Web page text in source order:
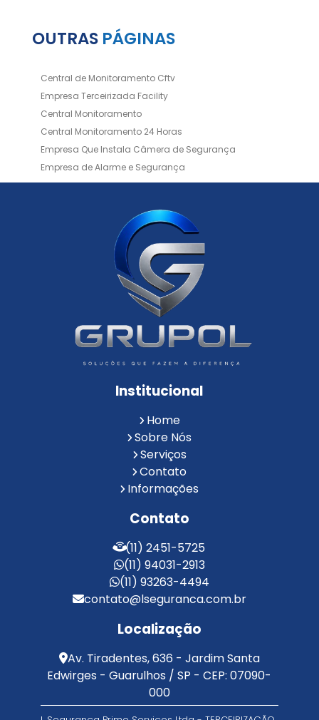
OUTRAS PÁGINAS
Central de Monitoramento Cftv
Empresa Terceirizada Facility
Central Monitoramento
Central Monitoramento 24 Horas
Empresa Que Instala Câmera de Segurança
Empresa de Alarme e Segurança
Empresa de Alarmes
Empresa de Facilities
Empresa de Instalação de Câmeras de Segurança
Empresa de Limpeza e Portaria
Empresas de Limpeza de Condomínios
Empresas de Monitoramento Cftv
Facility Terceirização
Instalação de Cftv
Instalação de Cercas Elétricas Residenciais
Monitoramento de Alarme 24 Horas
Portaria e Limpeza
Portaria Inteligente
Portaria Remota
Reconhecimento Facial em Condomínios
Reconhecimento Facial para Condomínios
Reconhecimento Facial para Portaria
Reconhecimento Facial Portaria
Serviço de Limpeza Terceirizado
Serviço de Portaria e Limpeza
Serviços de Limpeza e Portaria
Terceirização de Facilities
Terceirização de Portaria
Zeladoria de Condomínios
Institucional
Home
Sobre Nós
Serviços
Contato
Informações
Contato
(11) 2451-5725
(11) 94031-2913
(11) 93263-4494
contato@lseguranca.com.br
Localização
Av. Tiradentes, 636 - Jardim Santa
Edwirges - Guarulhos / SP - CEP: 07090-
000